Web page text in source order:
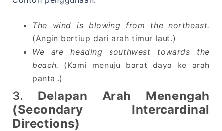
The wind is blowing from the northeast.
(Angin bertiup dari arah timur laut.)
We are heading southwest towards the
beach. (Kami menuju barat daya ke arah
pantai.)
3. Delapan Arah Menengah
(Secondary Intercardinal
Directions)